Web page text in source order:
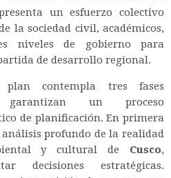
un esfuerzo colectivo
la sociedad civil, académicos,
niveles de gobierno para
de desarrollo regional.
contempla tres fases
garantizan un proceso
de planificación. En primera
profundo de la realidad
y cultural de Cusco,
decisiones estratégicas.